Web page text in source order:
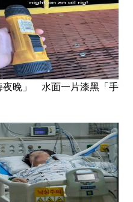
夜晚」 水面一片漆黑「手